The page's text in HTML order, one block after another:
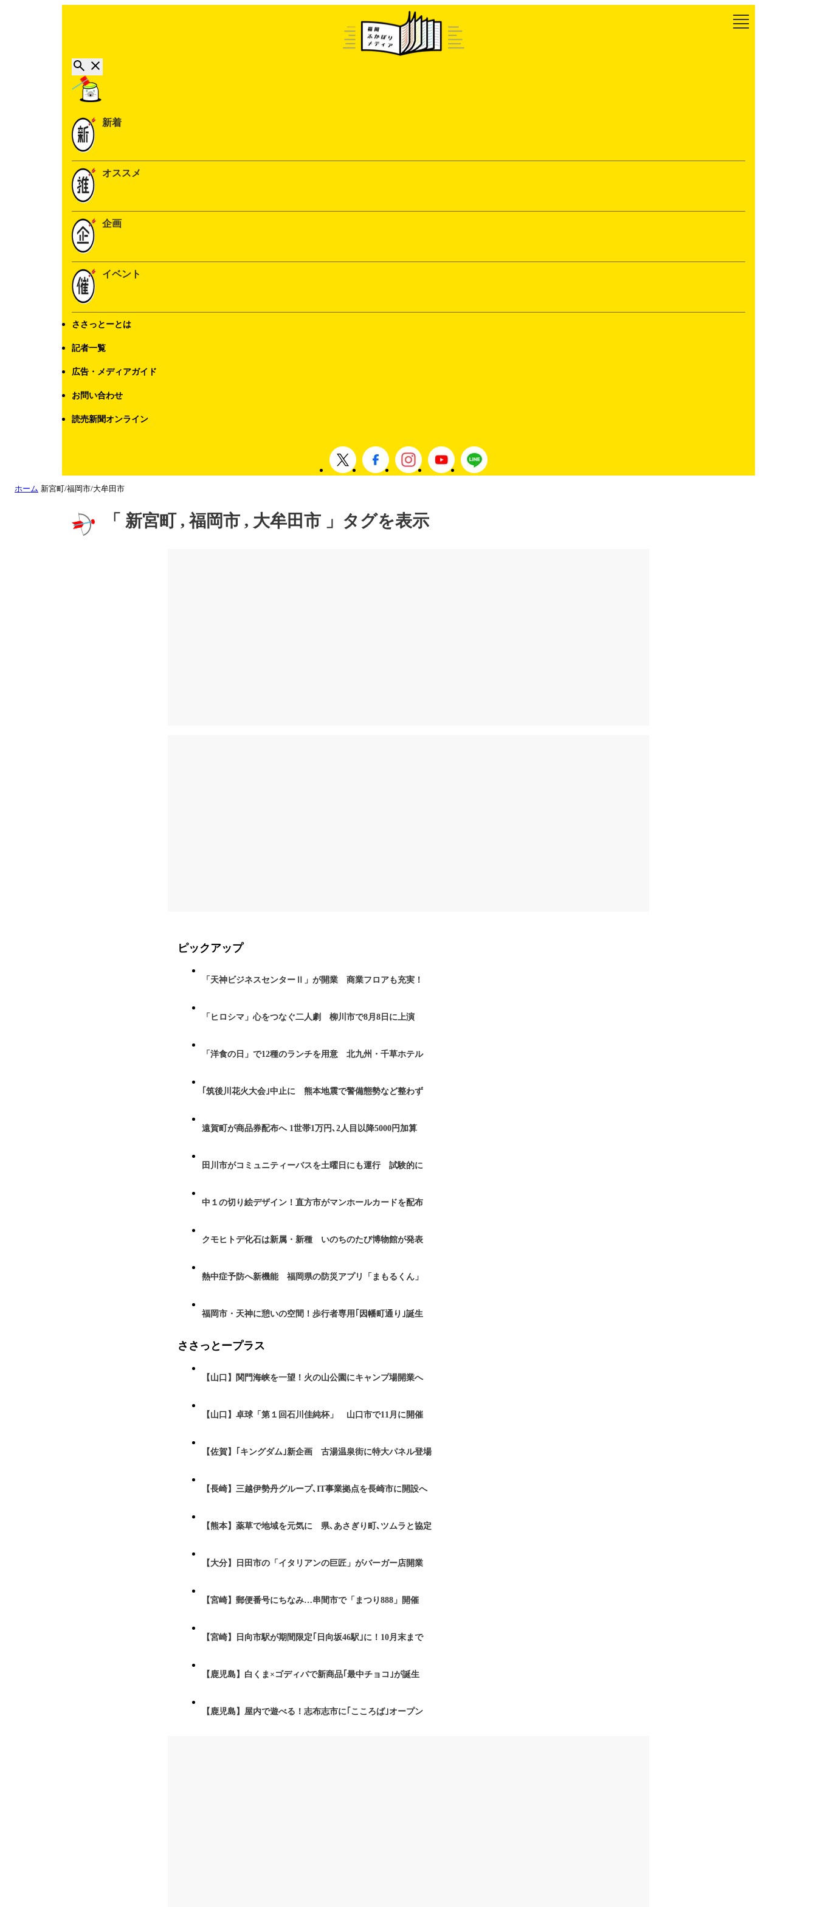
新着
オススメ
企画
イベント
ささっとーとは
記者一覧
広告・メディアガイド
お問い合わせ
読売新聞オンライン
ホーム 新宮町/福岡市/大牟田市
「 新宮町 , 福岡市 , 大牟田市 」タグを表示
ピックアップ
「天神ビジネスセンターⅡ」が開業 商業フロアも充実！
「ヒロシマ」心をつなぐ二人劇 柳川市で8月8日に上演
「洋食の日」で12種のランチを用意 北九州・千草ホテル
｢筑後川花火大会｣中止に 熊本地震で警備態勢など整わず
遠賀町が商品券配布へ 1世帯1万円､2人目以降5000円加算
田川市がコミュニティーバスを土曜日にも運行 試験的に
中１の切り絵デザイン！直方市がマンホールカードを配布
クモヒトデ化石は新属・新種 いのちのたび博物館が発表
熱中症予防へ新機能 福岡県の防災アプリ「まもるくん」
福岡市・天神に憩いの空間！歩行者専用｢因幡町通り｣誕生
ささっとープラス
【山口】関門海峡を一望！火の山公園にキャンプ場開業へ
【山口】卓球「第１回石川佳純杯」 山口市で11月に開催
【佐賀】｢キングダム｣新企画 古湯温泉街に特大パネル登場
【長崎】三越伊勢丹グループ､IT事業拠点を長崎市に開設へ
【熊本】薬草で地域を元気に 県､あさぎり町､ツムラと協定
【大分】日田市の「イタリアンの巨匠」がバーガー店開業
【宮崎】郵便番号にちなみ…串間市で「まつり888」開催
【宮崎】日向市駅が期間限定｢日向坂46駅｣に！10月末まで
【鹿児島】白くま×ゴディバで新商品｢最中チョコ｣が誕生
【鹿児島】屋内で遊べる！志布志市に｢こころば｣オープン